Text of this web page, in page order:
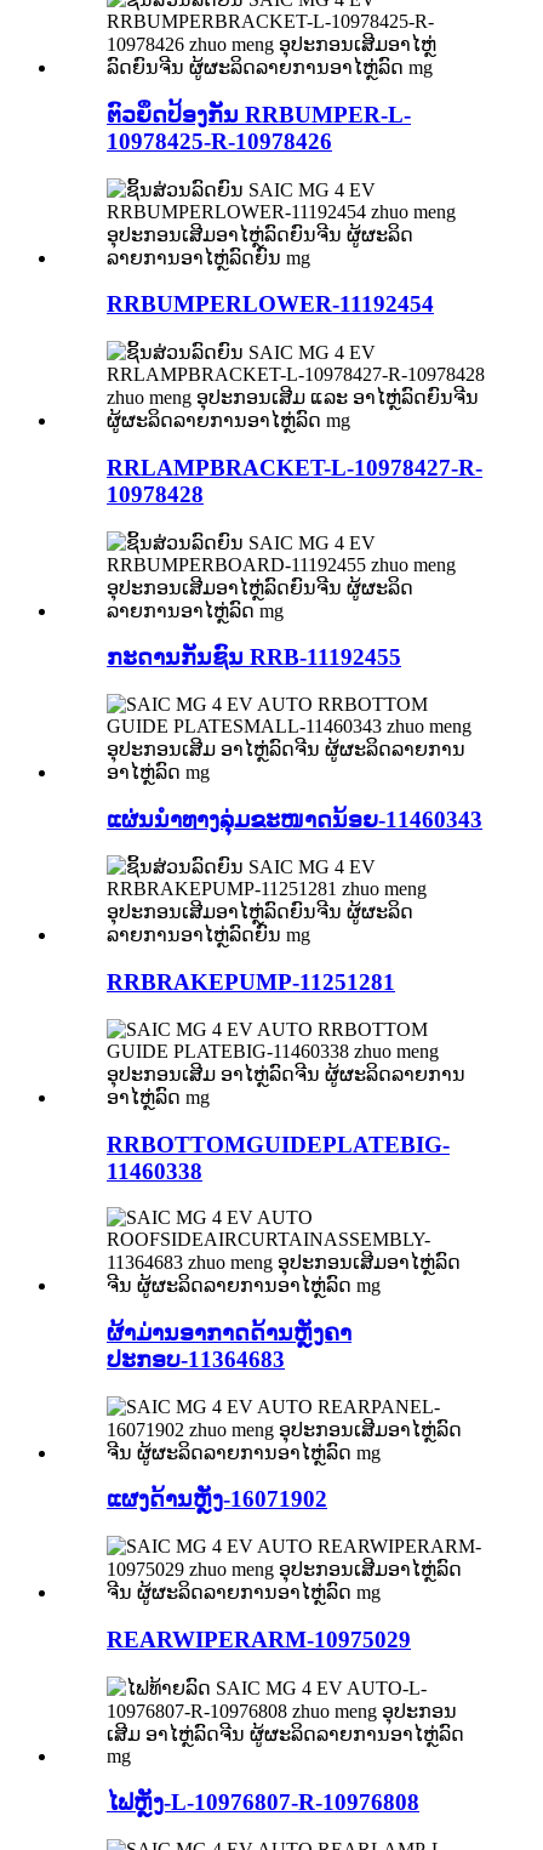
ຕົວຍຶດປ້ອງກັນ RRBUMPER-L-
10978425-R-10978426
RRBUMPERLOWER-11192454
RRLAMPBRACKET-L-10978427-R-
10978428
ກະດານກັນຊົນ RRB-11192455
ແຜ່ນນຳທາງລຸ່ມຂະໜາດນ້ອຍ-11460343
RRBRAKEPUMP-11251281
RRBOTTOMGUIDEPLATEBIG-
11460338
ຜ້າມ່ານອາກາດດ້ານຫຼັງຄາ
ປະກອບ-11364683
ແຜງດ້ານຫຼັງ-16071902
REARWIPERARM-10975029
ໄຟຫຼັງ-L-10976807-R-10976808